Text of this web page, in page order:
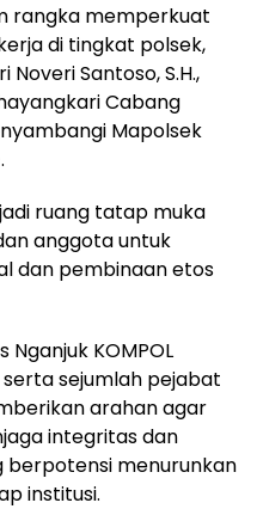
rangka memperkuat
di tingkat polsek,
Noveri Santoso, S.H.,
Cabang
Mapolsek
ruang tatap muka
anggota untuk
dan pembinaan etos
KOMPOL
serta sejumlah pejabat
arahan agar
integritas dan
berpotensi menurunkan
institusi.